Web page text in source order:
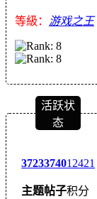
等級： 游戏之王
活跃状
态
3723
主题
3740
帖子
12421
积分